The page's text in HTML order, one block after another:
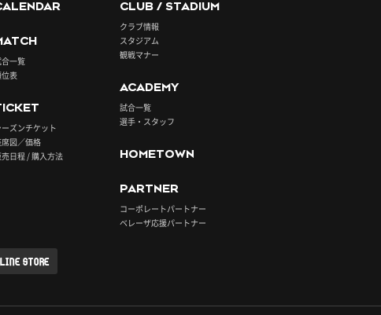
一覧
表
ーズンチケット
図／価格
売日程 / 購入方法
CLUB / STADIUM
クラブ情報
スタジアム
観戦マナー
ACADEMY
試合一覧
選手・スタッフ
HOMETOWN
PARTNER
コーポレートパートナー
ベレーザ応援パートナー
STORE